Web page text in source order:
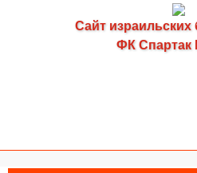
Сайт
ФК Спартак